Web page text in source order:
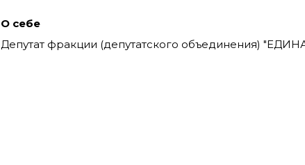
О себе
Депутат фракции (депутатского объединения)